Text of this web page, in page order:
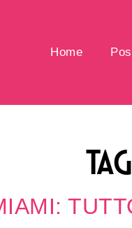
Home